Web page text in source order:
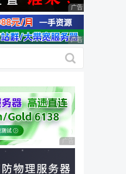
广告 商业广告，理
广告 商业广告，理
广告 商业广告，理性